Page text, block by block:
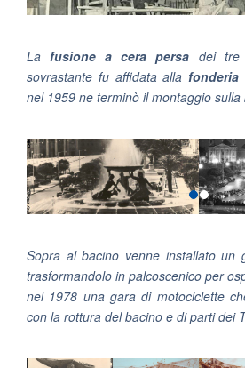
Lafusione a cera persa dei tre
sovrastante fu affidata alla fonderia
nel 1959 ne terminò il montaggio sulla
Sopra al bacino venne installato un
trasformandolo in palcoscenico per
nel 1978 una gara di motociclette
con la rottura del bacino e di parti dei